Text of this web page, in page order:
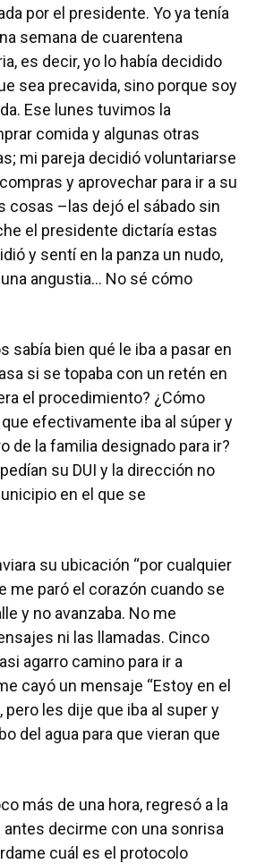
por el presidente. Yo ya tenía
semana de cuarentena
es decir, yo lo había decidido
sea precavida, sino porque soy
Ese lunes tuvimos la
comida y algunas otras
mi pareja decidió voluntariarse
y aprovechar para ir a su
cosas –las dejó el sábado sin
el presidente dictaría estas
y sentí en la panza un nudo,
angustia… No sé cómo
sabía bien qué le iba a pasar en
si se topaba con un retén en
el procedimiento? ¿Cómo
efectivamente iba al súper y
de la familia designado para ir?
su DUI y la dirección no
en el que se
su ubicación “por cualquier
me paró el corazón cuando se
y no avanzaba. No me
ni las llamadas. Cinco
agarro camino para ir a
cayó un mensaje “Estoy en el
pero les dije que iba al super y
del agua para que vieran que
más de una hora, regresó a la
antes decirme con una sonrisa
cuál es el protocolo